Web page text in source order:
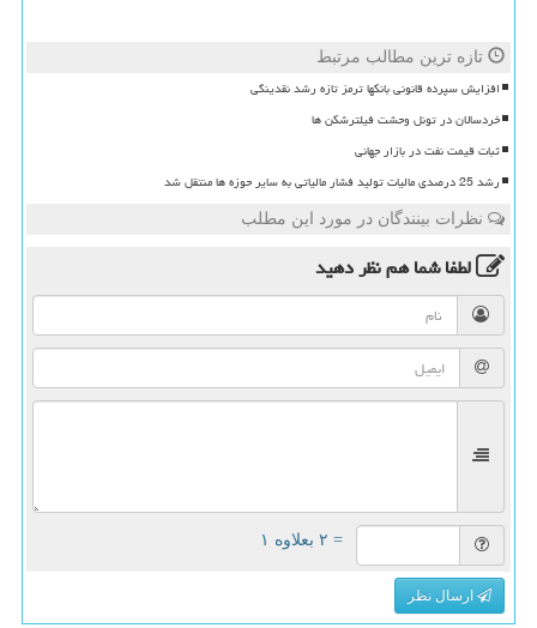
تازه ترین مطالب مرتبط
افزایش سپرده قانونی بانکها ترمز تازه رشد نقدینگی
خردسالان در تونل وحشت فیلترشکن ها
ثبات قیمت نفت در بازار جهانی
رشد 25 درصدی مالیات تولید فشار مالیاتی به سایر حوزه ها منتقل شد
نظرات بینندگان در مورد این مطلب
لطفا شما همنظر دهید
= ۲ بعلاوه ۱
ارسال نظر